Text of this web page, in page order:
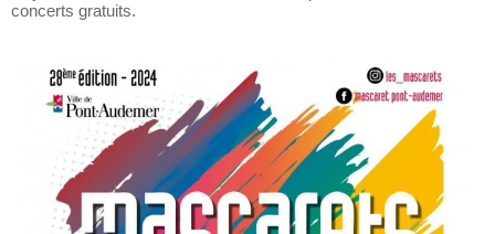
concerts gratuits.